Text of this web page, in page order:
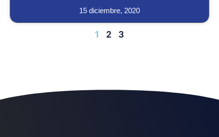
15 diciembre, 2020
1 2 3